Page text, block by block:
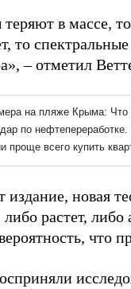
в массе,
то
– отметил
издание, новая
растет,
что